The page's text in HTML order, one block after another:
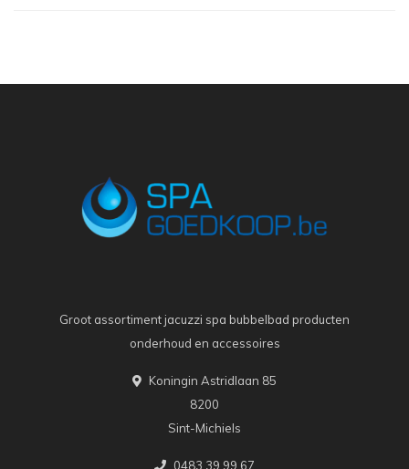
Groot assortiment jacuzzi spa bubbelbad producten
onderhoud en accessoires
Koningin Astridlaan 85
8200
Sint-Michiels
0483 39 99 67